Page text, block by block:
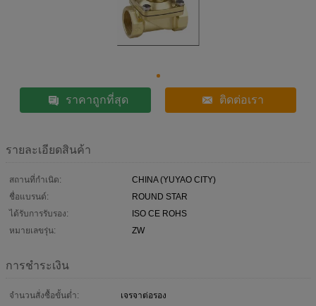
ราคาถูกที่สุด ติดต่อเรา
รายละเอียดสินค้า
สถานที่กำเนิด:
CHINA (YUYAO CITY)
ชื่อแบรนด์:
ROUND STAR
ได้รับการรับรอง:
ISO CE ROHS
หมายเลขรุ่น:
ZW
การชำระเงิน
จำนวนสั่งซื้อขั้นต่ำ:
เจรจาต่อรอง